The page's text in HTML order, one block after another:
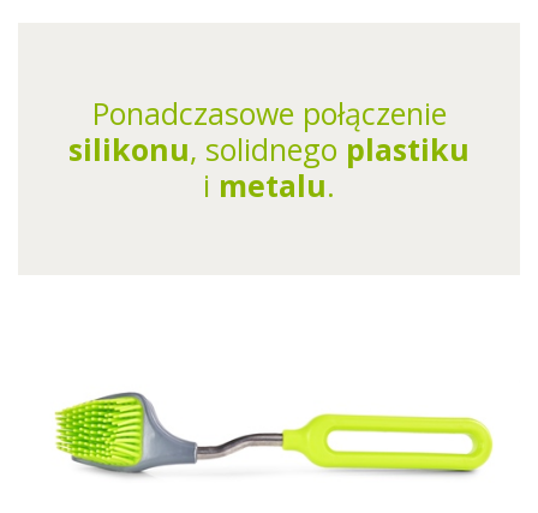
Ponadczasowe połączenie
silikonu, solidnego plastiku
i metalu.